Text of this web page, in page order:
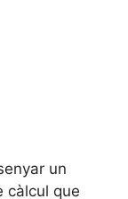
un
càlcul que